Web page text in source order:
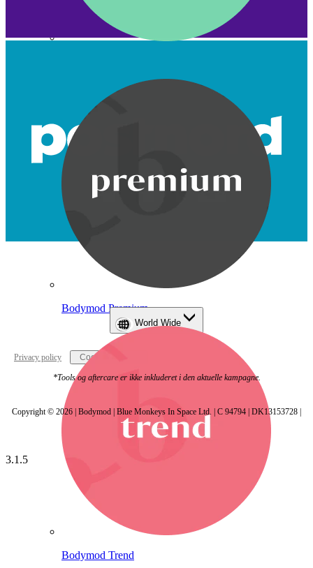
Bodymod Premium
Bodymod Trend
World Wide
Privacy policy Cookie settings
*Tools og aftercare er ikke inkluderet i den aktuelle kampagne.
Copyright © 2026 | Bodymod | Blue Monkeys In Space Ltd. | C 94794 | DK13153728 |
3.1.5